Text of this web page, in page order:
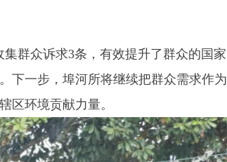
群众诉求3条，有效提升了群众的国家
下一步，埠河所将继续把群众需求作为
区环境贡献力量。